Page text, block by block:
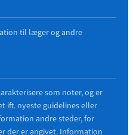
til læger og andre
som noter, og er
ift. nyeste guidelines eller
andre steder, for
der er angivet. Information